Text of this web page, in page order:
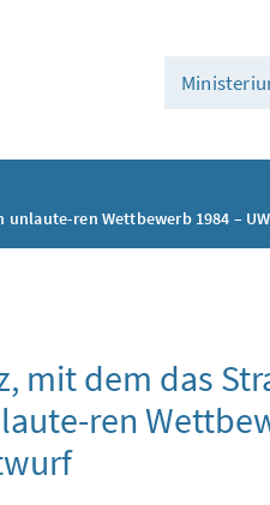
ren Wettbewerb 1984 –
mit dem das
ren